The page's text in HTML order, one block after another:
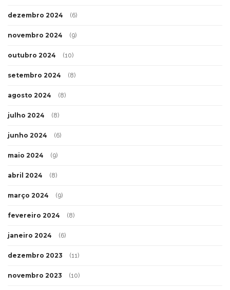
dezembro 2024 (6)
novembro 2024 (9)
outubro 2024 (10)
setembro 2024 (8)
agosto 2024 (8)
julho 2024 (8)
junho 2024 (6)
maio 2024 (9)
abril 2024 (8)
março 2024 (9)
fevereiro 2024 (8)
janeiro 2024 (6)
dezembro 2023 (11)
novembro 2023 (10)